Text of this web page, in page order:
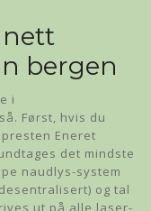
nett
bergen
i
Først, hvis du
Eneret
det mindste
naudlys-system
og tal